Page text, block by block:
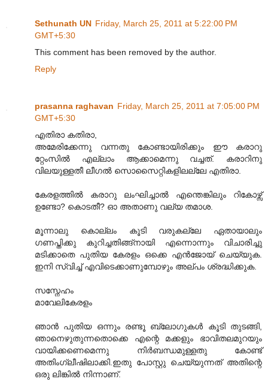
Sethunath UN Friday, March 25, 2011 at 5:22:00 PM
GMT+5:30
This comment has been removed by the author.
Reply
prasanna raghavan Friday, March 25, 2011 at 7:05:00 PM
GMT+5:30
എതിരാ കതിരാ,
അമേരിക്കേന്നു വന്നതു കോണ്ടായിരിക്കും ഈ കരാറു
റ്റേംസില്‍ എല്ലാം ആക്കാമെന്നു വച്ചത്. കരാറിനു
വിലയുള്ളതീ ലീഗല്‍ സൊസൈറ്റികളിലല്ലേ എതിരാ.
കേരളത്തില്‍ കരാറു ലംഘിച്ചാല്‍ എന്തെങ്കിലും റികോഴ്സ്
ഉണ്ടോ? കൊടതീ? ഓ അതാണു വല്യ തമാശ.
മൂന്നാലു കൊല്ലം കൂടി വരുകല്ലേ ഏതായാലും
ഗണപ്തിക്കു കുറിച്ചതിങ്ങ്നായി എന്നൊന്നും വിചാരിച്ചു
മടിക്കാതെ പുതിയ കേരളം ഒക്കെ എന്‍ജോയ് ചെയ്യുക.
ഇനി സ്വിച്ച് എവിടെക്കാണുമ്പോഴും അല്പം ശ്രദ്ധിക്കുക.
സസ്നേഹം
മാവേലികേരളം
ഞാന്‍ പുതിയ ഒന്നും രണ്ടൂ ബ്ലോഗുകള്‍ കൂടി തുടങ്ങി,
ഞാനെഴുതുന്നതൊക്കെ എന്റെ മക്കളും ഭാവിതലമുറയും
വായിക്കണെമെന്നു നിര്‍ബന്ധമുള്ളതു കോണ്ട്
അതിംഗ്ലീഷിലാക്കി.ഇതു പോസ്റ്റു ചെയ്യുന്നത് അതിന്റെ
ഒരു ലിങ്കില്‍ നിന്നാണ്.